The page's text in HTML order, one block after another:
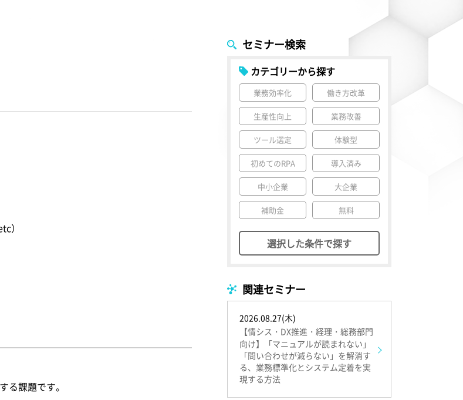
）
る課題です。
セミナー検索
カテゴリーから探す
業務効率化 働き方改革
生産性向上 業務改善
ツール選定 体験型
初めてのRPA 導入済み
中小企業 大企業
補助金 無料
選択した条件で探す
関連セミナー
2026.08.27(木)
【情シス・DX推進・経理・総務部門
向け】「マニュアルが読まれない」
「問い合わせが減らない」を解消す
る、業務標準化とシステム定着を実
現する方法